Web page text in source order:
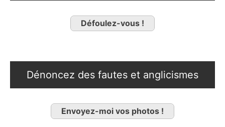
Défoulez-vous !
Dénoncez des fautes et anglicismes
Envoyez-moi vos photos !